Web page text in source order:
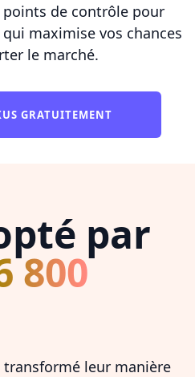
points de contrôle pour
maximise vos chances
le marché.
GRATUITEMENT
par
800
leur manière